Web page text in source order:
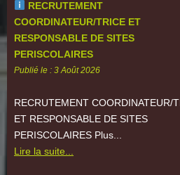
RECRUTEMENT
COORDINATEUR/TRICE ET
RESPONSABLE DE SITES
PERISCOLAIRES
Publié le : 3 Août 2026
RECRUTEMENT COORDINATEUR/
ET RESPONSABLE DE SITES
PERISCOLAIRES Plus...
Lire la suite...